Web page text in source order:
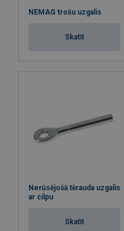
NEMAG trošu uzgalis
Skatīt
Nerūsējošā tērauda uzgalis
ar cilpu
Skatīt